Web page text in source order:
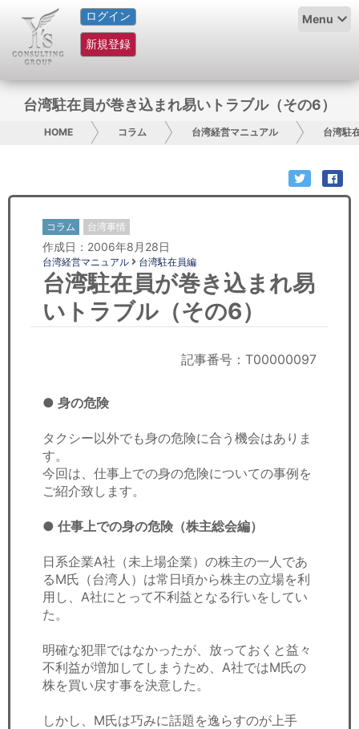
ログイン
新規登録
Menu
HOME
サービス紹介
コラム
グループ概要
日本人にPR
コンサルティング
リサーチ
経済ニュース
労務顧問
ＩＴ
飲食店情報
台湾駐在員が巻き込まれ易いトラブル（その6）
HOME コラム 台湾経営マニュアル 台湾駐
コラム 台湾事情
作成日：2006年8月28日
台湾経営マニュアル 台湾駐在員編
台湾駐在員が巻き込まれ易
いトラブル（その6）
記事番号：T00000097
● 身の危険
タクシー以外でも身の危険に合う機会はありま
す。
今回は、仕事上での身の危険についての事例を
ご紹介致します。
● 仕事上での身の危険（株主総会編）
日系企業A社（未上場企業）の株主の一人であ
るM氏（台湾人）は常日頃から株主の立場を利
用し、A社にとって不利益となる行いをしてい
た。
明確な犯罪ではなかったが、放っておくと益々
不利益が増加してしまうため、A社ではM氏の
株を買い戻す事を決意した。
しかし、M氏は巧みに話題を逸らすのが上手